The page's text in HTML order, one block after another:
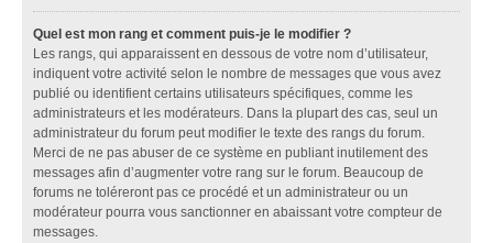
Quel est mon rang et comment puis-je le modifier ?
Les rangs, qui apparaissent en dessous de votre nom d’utilisateur,
indiquent votre activité selon le nombre de messages que vous avez
publié ou identifient certains utilisateurs spécifiques, comme les
administrateurs et les modérateurs. Dans la plupart des cas, seul un
administrateur du forum peut modifier le texte des rangs du forum.
Merci de ne pas abuser de ce système en publiant inutilement des
messages afin d’augmenter votre rang sur le forum. Beaucoup de
forums ne toléreront pas ce procédé et un administrateur ou un
modérateur pourra vous sanctionner en abaissant votre compteur de
messages.